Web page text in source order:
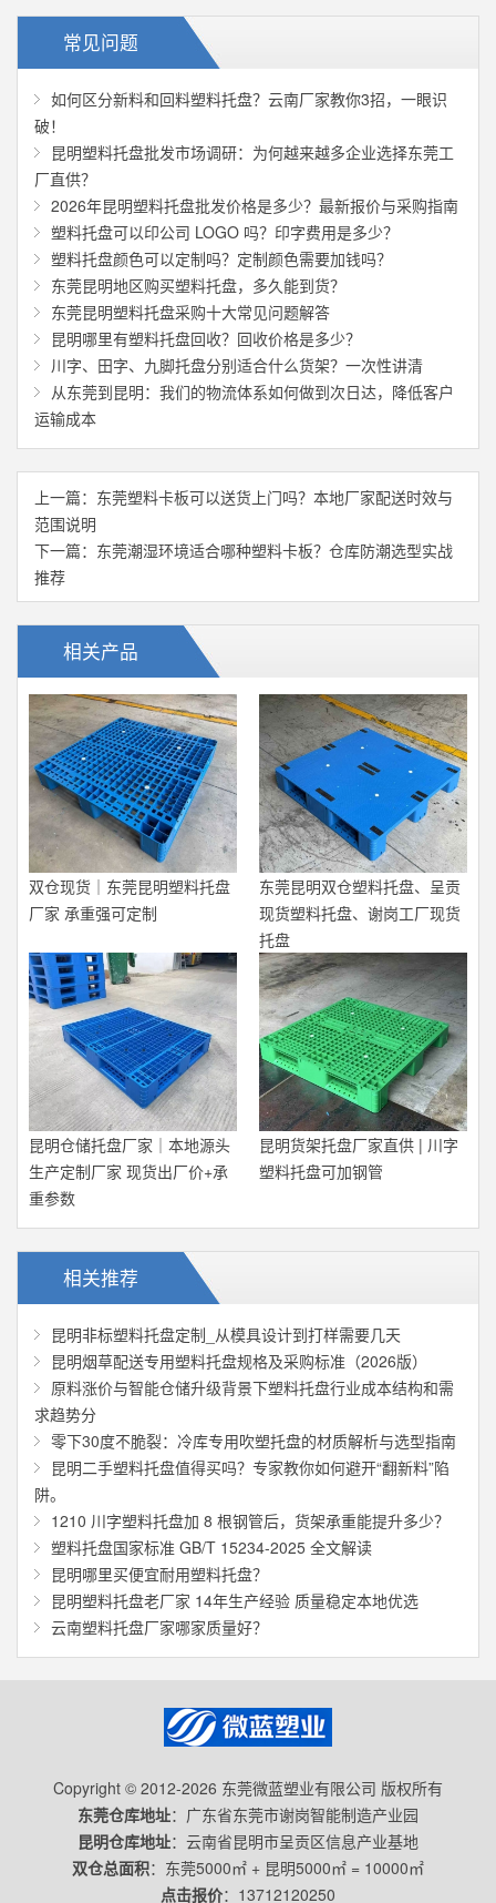
常见问题
如何区分新料和回料塑料托盘？云南厂家教你3招，一眼识
破！
昆明塑料托盘批发市场调研：为何越来越多企业选择东莞工
厂直供？
2026年昆明塑料托盘批发价格是多少？最新报价与采购指南
塑料托盘可以印公司 LOGO 吗？印字费用是多少？
塑料托盘颜色可以定制吗？定制颜色需要加钱吗？
东莞昆明地区购买塑料托盘，多久能到货？
东莞昆明塑料托盘采购十大常见问题解答
昆明哪里有塑料托盘回收？回收价格是多少？
川字、田字、九脚托盘分别适合什么货架？一次性讲清
从东莞到昆明：我们的物流体系如何做到次日达，降低客户
运输成本
上一篇： 东莞塑料卡板可以送货上门吗？本地厂家配送时效与
范围说明
下一篇： 东莞潮湿环境适合哪种塑料卡板？仓库防潮选型实战
推荐
相关产品
双仓现货｜东莞昆明塑料托盘
厂家 承重强可定制
东莞昆明双仓塑料托盘、呈贡
现货塑料托盘、谢岗工厂现货
托盘
昆明仓储托盘厂家｜本地源头
生产定制厂家 现货出厂价+承
重参数
昆明货架托盘厂家直供 | 川字
塑料托盘可加钢管
相关推荐
昆明非标塑料托盘定制_从模具设计到打样需要几天
昆明烟草配送专用塑料托盘规格及采购标准（2026版）
原料涨价与智能仓储升级背景下塑料托盘行业成本结构和需
求趋势分
零下30度不脆裂：冷库专用吹塑托盘的材质解析与选型指南
昆明二手塑料托盘值得买吗？专家教你如何避开“翻新料”陷
阱。
1210 川字塑料托盘加 8 根钢管后，货架承重能提升多少？
塑料托盘国家标准 GB/T 15234-2025 全文解读
昆明哪里买便宜耐用塑料托盘？
昆明塑料托盘老厂家 14年生产经验 质量稳定本地优选
云南塑料托盘厂家哪家质量好？
Copyright © 2012-2026 东莞微蓝塑业有限公司 版权所有
东莞仓库地址：广东省东莞市谢岗智能制造产业园
昆明仓库地址：云南省昆明市呈贡区信息产业基地
双仓总面积：东莞5000㎡ + 昆明5000㎡ = 10000㎡
点击报价： 13712120250